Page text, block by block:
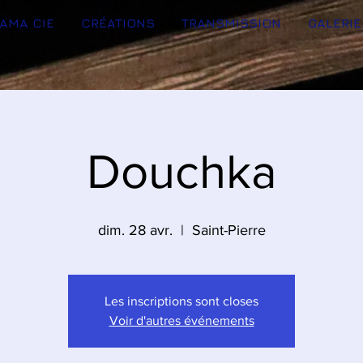
CIE CRÉATIONS TRANSMISSION GALERIE
Douchka
dim. 28 avr.
  |
Saint-Pierre
Les inscriptions sont closes
Voir d'autres événements